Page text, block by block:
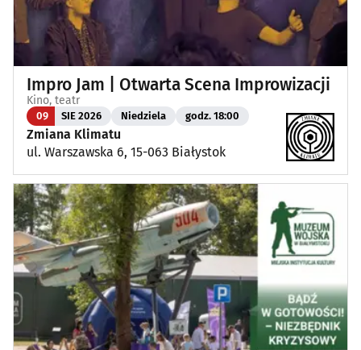
Impro Jam | Otwarta Scena Improwizacji
Kino, teatr
09 SIE 2026 Niedziela godz. 18:00
Zmiana Klimatu
ul. Warszawska 6, 15-063 Białystok